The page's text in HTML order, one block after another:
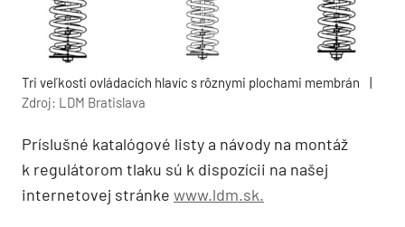
Tri veľkosti ovládacích hlavíc s rôznymi plochami membrán
Zdroj: LDM Bratislava
Príslušné katalógové listy a návody na montáž
k regulátorom tlaku sú k dispozícii na našej
internetovej stránke www.ldm.sk.